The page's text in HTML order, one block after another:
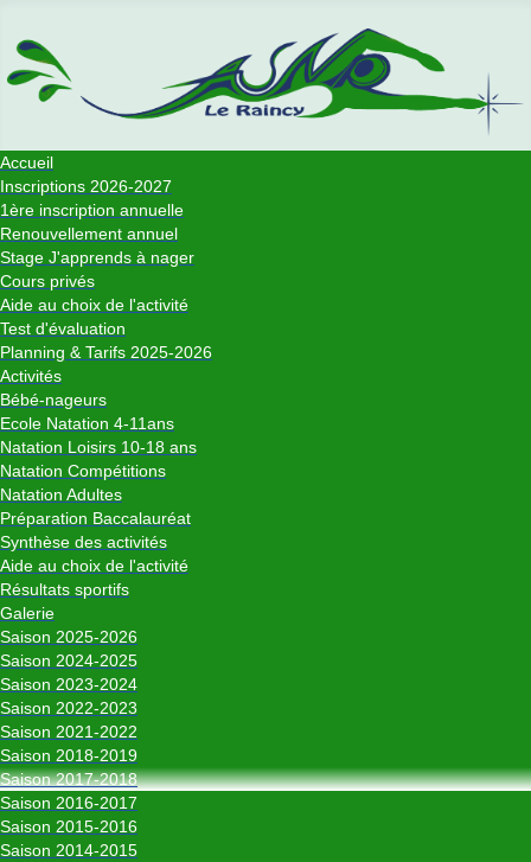
Accueil
Inscriptions 2026-2027
1ère inscription annuelle
Renouvellement annuel
Stage J'apprends à nager
Cours privés
Aide au choix de l'activité
Test d'évaluation
Planning & Tarifs 2025-2026
Activités
Bébé-nageurs
Ecole Natation 4-11ans
Natation Loisirs 10-18 ans
Natation Compétitions
Natation Adultes
Préparation Baccalauréat
Synthèse des activités
Aide au choix de l'activité
Résultats sportifs
Galerie
Saison 2025-2026
Saison 2024-2025
Saison 2023-2024
Saison 2022-2023
Saison 2021-2022
Saison 2018-2019
Saison 2017-2018
Saison 2016-2017
Saison 2015-2016
Saison 2014-2015